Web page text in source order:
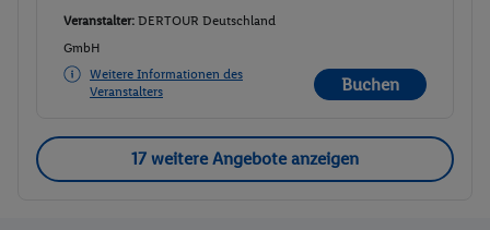
Veranstalter: DERTOUR Deutschland
GmbH
Weitere Informationen des
Veranstalters
Buchen
17 weitere Angebote anzeigen